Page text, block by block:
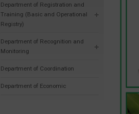
Department of Registration and
Training (Basic and Operational
Registry)
Department of Recognition and
Monitoring
Department of Coordination
Department of Economic